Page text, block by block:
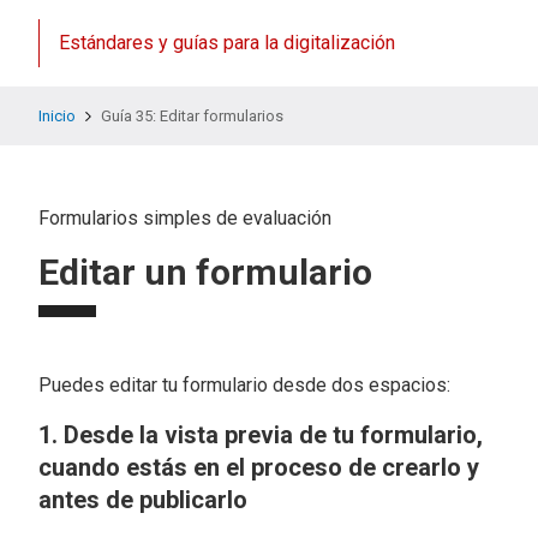
Estándares y guías para la digitalización
Inicio Guía 35: Editar formularios
Formularios simples de evaluación
Editar un formulario
Puedes editar tu formulario desde dos espacios:
1. Desde la vista previa de tu formulario,
cuando estás en el proceso de crearlo y
antes de publicarlo